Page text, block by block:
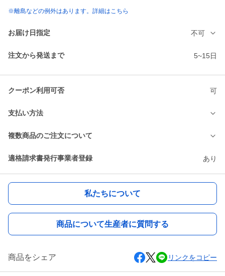
※離島などの例外はあります。詳細はこちら
お届け日指定 不可
注文から発送まで 5~15日
クーポン利用可否 可
支払い方法
複数商品のご注文について
適格請求書発行事業者登録 あり
私たちについて
商品について生産者に質問する
商品をシェア リンクをコピー